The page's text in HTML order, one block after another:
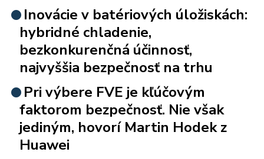
Inovácie v batériových úložiskách:
hybridné chladenie,
bezkonkurenčná účinnosť,
najvyššia bezpečnosť na trhu
Pri výbere FVE je kľúčovým
faktorom bezpečnosť. Nie však
jediným, hovorí Martin Hodek z
Huawei